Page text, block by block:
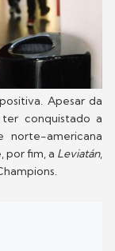
Apesar da
conquistado a
norte-americana
por fim, a Leviatán,